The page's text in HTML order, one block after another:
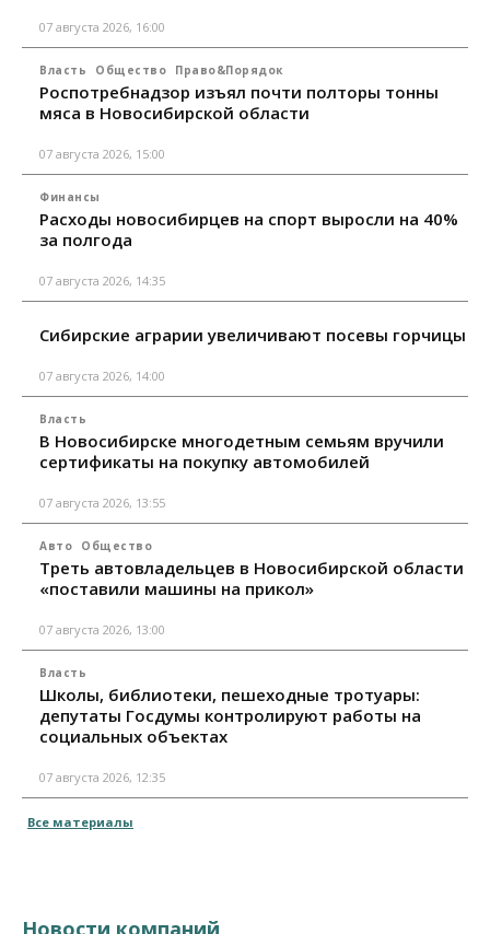
07 августа 2026, 16:00
Власть Общество Право&Порядок
Роспотребнадзор изъял почти полторы тонны
мяса в Новосибирской области
07 августа 2026, 15:00
Финансы
Расходы новосибирцев на спорт выросли на 40%
за полгода
07 августа 2026, 14:35
Сибирские аграрии увеличивают посевы горчицы
07 августа 2026, 14:00
Власть
В Новосибирске многодетным семьям вручили
сертификаты на покупку автомобилей
07 августа 2026, 13:55
Авто Общество
Треть автовладельцев в Новосибирской области
«поставили машины на прикол»
07 августа 2026, 13:00
Власть
Школы, библиотеки, пешеходные тротуары:
депутаты Госдумы контролируют работы на
социальных объектах
07 августа 2026, 12:35
Все материалы